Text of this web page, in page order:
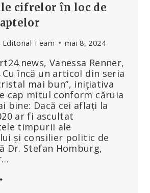
cifrelor în loc de
Editorial Team mai 8, 2024
Vanessa Renner,
Cu încă un articol din seria
mai bun”, inițiativa
cap mitul conform căruia
bine: Dacă cei aflați la
ar fi ascultat
timpurii ale
și consilier politic de
Dr. Stefan Homburg,